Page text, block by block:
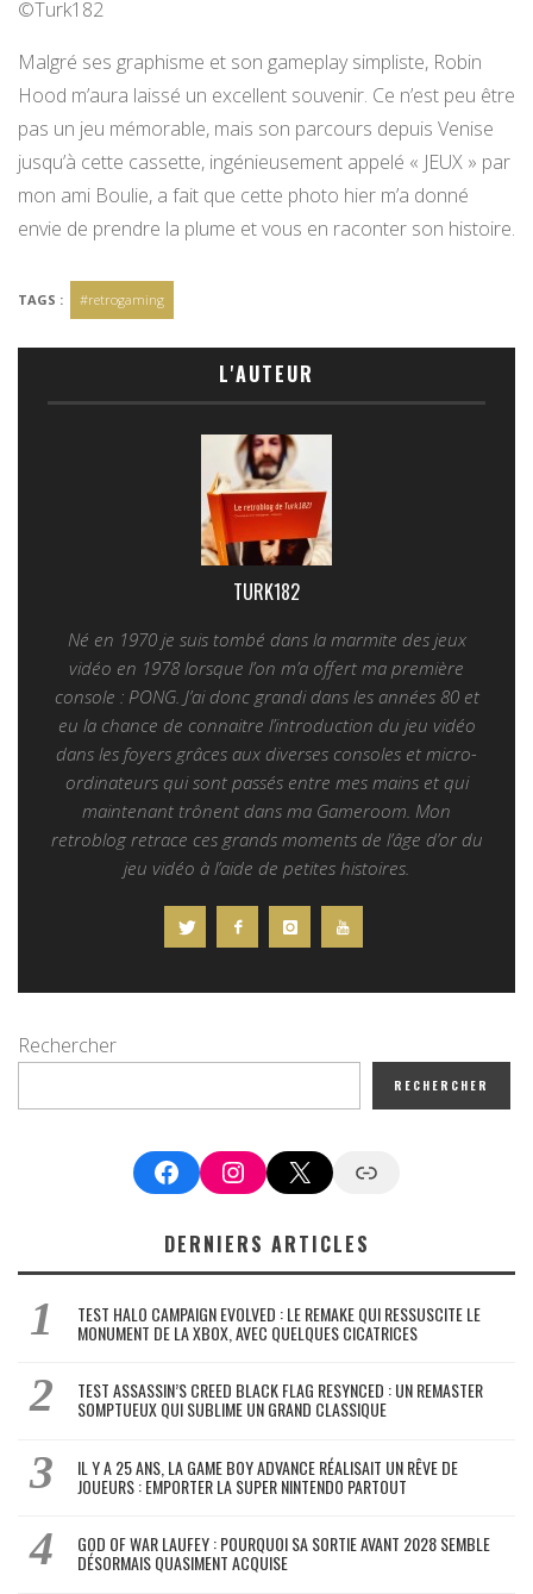
©Turk182
Malgré ses graphisme et son gameplay simpliste, Robin
Hood m’aura laissé un excellent souvenir. Ce n’est peu être
pas un jeu mémorable, mais son parcours depuis Venise
jusqu’à cette cassette, ingénieusement appelé « JEUX » par
mon ami Boulie, a fait que cette photo hier m’a donné
envie de prendre la plume et vous en raconter son histoire.
TAGS : #retrogaming
L'AUTEUR
TURK182
Né en 1970 je suis tombé dans la marmite des jeux
vidéo en 1978 lorsque l’on m’a offert ma première
console : PONG. J’ai donc grandi dans les années 80 et
eu la chance de connaitre l’introduction du jeu vidéo
dans les foyers grâces aux diverses consoles et micro-
ordinateurs qui sont passés entre mes mains et qui
maintenant trônent dans ma Gameroom. Mon
retroblog retrace ces grands moments de l’âge d’or du
jeu vidéo à l’aide de petites histoires.
Rechercher
RECHERCHER
FacebookInstagram
X Google News
DERNIERS ARTICLES
TEST HALO CAMPAIGN EVOLVED : LE REMAKE QUI RESSUSCITE LE
MONUMENT DE LA XBOX, AVEC QUELQUES CICATRICES
TEST ASSASSIN’S CREED BLACK FLAG RESYNCED : UN REMASTER
SOMPTUEUX QUI SUBLIME UN GRAND CLASSIQUE
IL Y A 25 ANS, LA GAME BOY ADVANCE RÉALISAIT UN RÊVE DE
JOUEURS : EMPORTER LA SUPER NINTENDO PARTOUT
GOD OF WAR LAUFEY : POURQUOI SA SORTIE AVANT 2028 SEMBLE
DÉSORMAIS QUASIMENT ACQUISE